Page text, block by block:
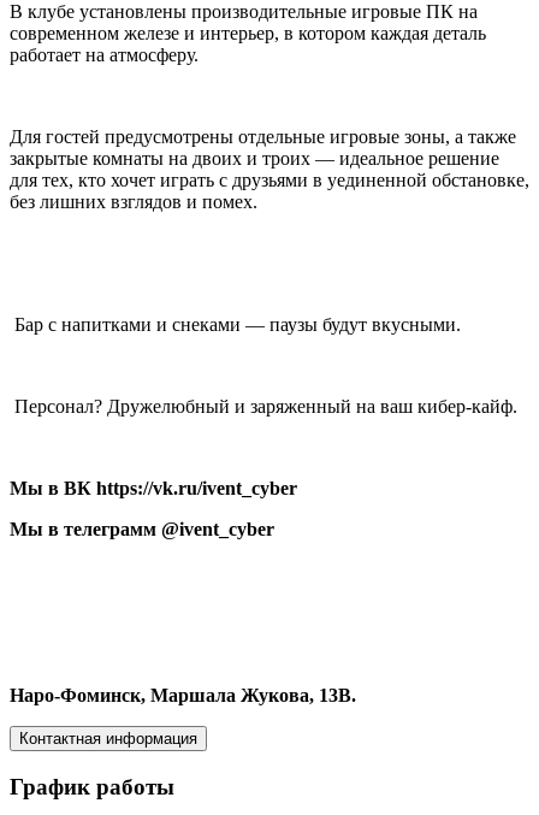
В клубе установлены производительные игровые ПК на
современном железе и интерьер, в котором каждая деталь
работает на атмосферу.
Для гостей предусмотрены отдельные игровые зоны, а также
закрытые комнаты на двоих и троих — идеальное решение
для тех, кто хочет играть с друзьями в уединенной обстановке,
без лишних взглядов и помех.
Бар с напитками и снеками — паузы будут вкусными.
Персонал? Дружелюбный и заряженный на ваш кибер-кайф.
Мы в ВК https://vk.ru/ivent_cyber
Мы в телеграмм @ivent_cyber
Наро-Фоминск, Маршала Жукова, 13В.
Контактная информация
График работы